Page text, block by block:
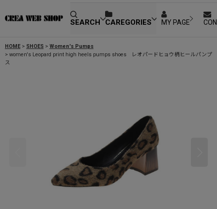
SEARCH CAREGORIES MY PAGE
HOME > SHOES > Women's Pumps
> women's Leopard print high heels pumps shoes レオパードヒョウ柄ヒールパンプ
ス